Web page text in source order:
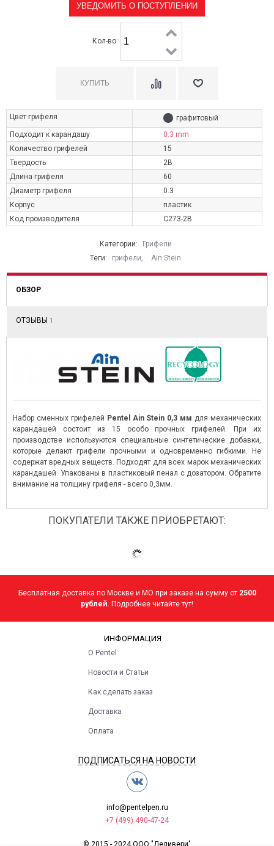
УВЕДОМИТЬ О ПОСТУПЛЕНИИ
Кол-во:
Цвет грифеля
графитовый
Подходит к карандашу
0.3 mm
Количество грифелей
15
Твердость
2B
Длина грифеля
60
Диаметр грифеля
0.3
Корпус
пластик
Код производителя
C273-2B
Категории:
Грифели
Теги:
грифели Ain Stein
ОБЗОР
ОТЗЫВЫ 1
Набор сменных грифелей Pentel Ain Stein 0,3 мм для механических
карандашей состоит из 15 особо прочных грифелей. При их
производстве используются специальные синтетические добавки,
которые делают грифели прочными и одновременно гибкими. Не
содержат вредных веществ. Подходят для всех марок механических
карандашей. Упакованы в пластиковый пенал с дозатором. Обратите
внимание на толщину грифеля - всего 0,3мм.
ПОКУПАТЕЛИ ТАКЖЕ ПРИОБРЕТАЮТ:
Бесплатная доставка по Москве и МО при заказе на сумму от 2500
рублей. Подробнее читайте тут!
ИНФОРМАЦИЯ
О Pentel
Новости и Статьи
Как сделать заказ
Доставка
Оплата
ПОДПИСАТЬСЯ НА НОВОСТИ
info@pentelpen.ru
+7 (499) 490-47-24
© 2015 - 2024 ООО "Деливери"